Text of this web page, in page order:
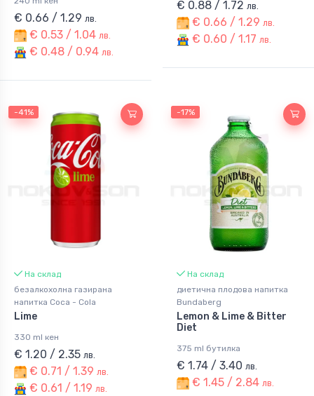
€ 0.66 / 1.29 лв.
€ 0.53 / 1.04 лв.
€ 0.48 / 0.94 лв.
€ 0.88 / 1.72 лв.
€ 0.66 / 1.29 лв.
€ 0.60 / 1.17 лв.
-41%
На склад
безалкохолна газирана
напитка Coca - Cola
Lime
330 ml кен
€ 1.20 / 2.35 лв.
€ 0.71 / 1.39 лв.
€ 0.61 / 1.19 лв.
-17%
На склад
диетична плодова напитка
Bundaberg
Lemon & Lime & Bitter
Diet
375 ml бутилка
€ 1.74 / 3.40 лв.
€ 1.45 / 2.84 лв.